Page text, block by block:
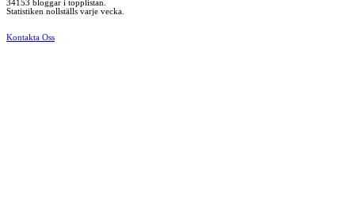
34153 bloggar i topplistan.
Statistiken nollställs varje vecka.
Kontakta Oss